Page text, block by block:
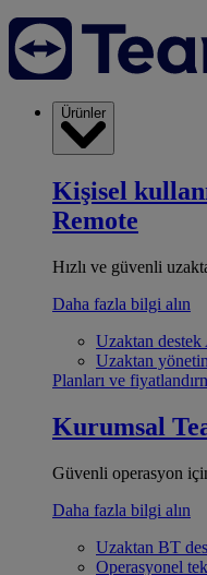
Ürünler
Kişisel
Remote
Hızlı ve güvenli
Daha fazla bilgi alın
Uzaktan destek
Uzaktan
Planları ve
Kurumsal
Güvenli operasyon
Daha fazla bilgi alın
Uzaktan BT
Operasyonel